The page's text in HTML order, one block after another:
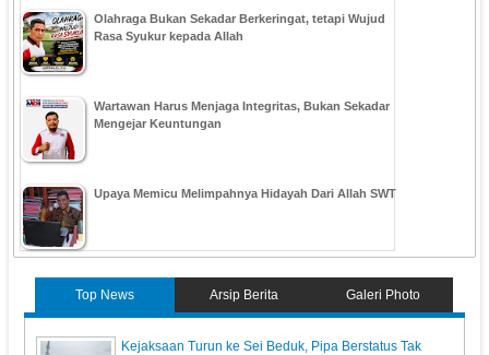
Olahraga Bukan Sekadar Berkeringat, tetapi Wujud
Rasa Syukur kepada Allah
Wartawan Harus Menjaga Integritas, Bukan Sekadar
Mengejar Keuntungan
Upaya Memicu Melimpahnya Hidayah Dari Allah SWT
Top News Arsip Berita Galeri Photo
Kejaksaan Turun ke Sei Beduk, Pipa Berstatus Tak